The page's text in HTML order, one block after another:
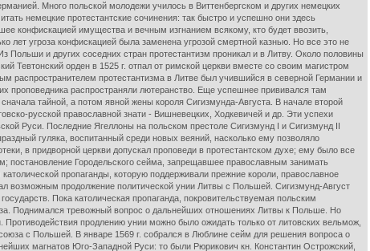
Много польской молодежи училось в Виттенбергском и других немецких
немецкие протестантские сочинения: так быстро и успешно они здесь
конфискацией имущества и вечным изгнанием всякому, кто будет ввозить,
лет угроза конфискацией была заменена угрозой смертной казнью. Но все это не
и других соседних стран протестантизм проникал и в Литву. Около половины
Тевтонский орден в 1525 г. отпал от римской церкви вместе со своим магистром
распространителем протестантизма в Литве был учившийся в северной Германии и
проповедника распространяли лютеранство. Еще успешнее прививался там
тайной, а потом явной жены короля Сигизмунда-Августа. В начале второй
русской православной знати - Вишневецких, Ходкевичей и др. Эти успехи
Руси. Последние Ягеллоны на польском престоле Сигизмунд I и Сигизмунд II
гуляка, воспитанный среди новых веяний, насколько ему позволяло
в придворной церкви допускал проповеди в протестантском духе; ему было все
постановление Городельского сейма, запрещавшее православным занимать
пропаганды, которую поддерживали прежние короли, православное
возможным продолжение политической унии Литвы с Польшей. Сигизмунд-Август
Пока католическая пропаганда, покровительствуемая польским
Поднимался тревожный вопрос о дальнейших отношениях Литвы к Польше. Но
продлению унии можно было ожидать только от литовских вельмож,
с Польшей. В январе 1569 г. собрался в Люблине сейм для решения вопроса о
магнатов Юго-Западной Руси: то были Рюрикович кн. Константин Острожский,